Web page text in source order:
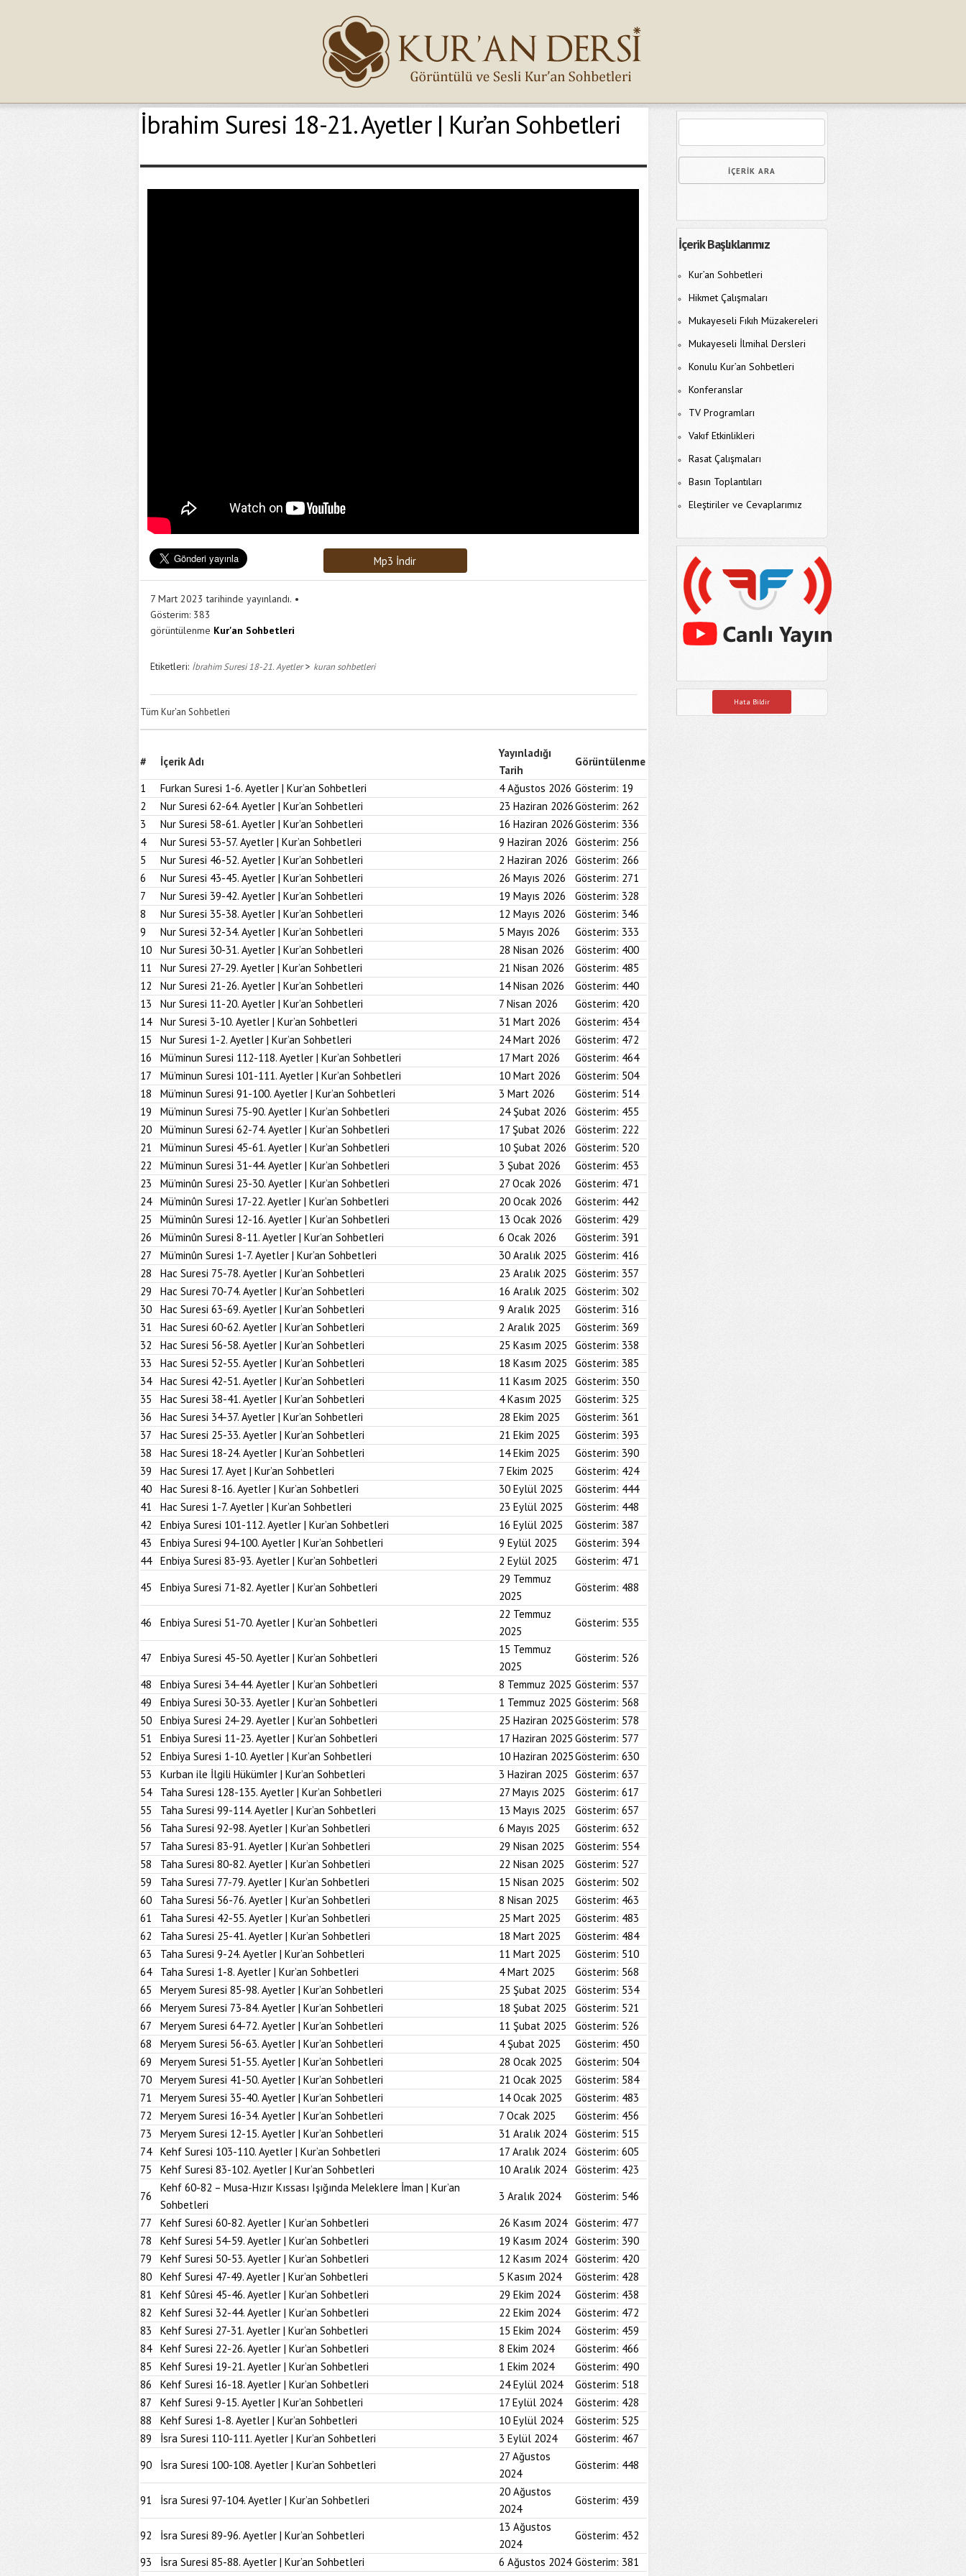
İbrahim Suresi 18-21. Ayetler | Kur’an Sohbetleri
Mp3 İndir
7 Mart 2023 tarihinde yayınlandı.
Gösterim: 383
görüntülenme Kur'an Sohbetleri
Etiketleri: İbrahim Suresi 18-21. Ayetler> kuran sohbetleri
Tüm Kur'an Sohbetleri
# İçerik Adı
Yayınladığı
Tarih
Görüntülenme
1
Furkan Suresi 1-6. Ayetler | Kur’an Sohbetleri 4 Ağustos 2026 Gösterim: 19
2
Nur Suresi 62-64. Ayetler | Kur’an Sohbetleri 23 Haziran 2026Gösterim: 262
3
Nur Suresi 58-61. Ayetler | Kur’an Sohbetleri 16 Haziran 2026Gösterim: 336
4
Nur Suresi 53-57. Ayetler | Kur’an Sohbetleri 9 Haziran 2026 Gösterim: 256
5
Nur Suresi 46-52. Ayetler | Kur’an Sohbetleri 2 Haziran 2026 Gösterim: 266
6
Nur Suresi 43-45. Ayetler | Kur’an Sohbetleri 26 Mayıs 2026 Gösterim: 271
7
Nur Suresi 39-42. Ayetler | Kur’an Sohbetleri 19 Mayıs 2026 Gösterim: 328
8
Nur Suresi 35-38. Ayetler | Kur’an Sohbetleri 12 Mayıs 2026 Gösterim: 346
9
Nur Suresi 32-34. Ayetler | Kur’an Sohbetleri 5 Mayıs 2026 Gösterim: 333
10
Nur Suresi 30-31. Ayetler | Kur’an Sohbetleri 28 Nisan 2026 Gösterim: 400
11
Nur Suresi 27-29. Ayetler | Kur’an Sohbetleri 21 Nisan 2026 Gösterim: 485
12
Nur Suresi 21-26. Ayetler | Kur’an Sohbetleri 14 Nisan 2026 Gösterim: 440
13
Nur Suresi 11-20. Ayetler | Kur’an Sohbetleri 7 Nisan 2026 Gösterim: 420
14
Nur Suresi 3-10. Ayetler | Kur’an Sohbetleri 31 Mart 2026 Gösterim: 434
15
Nur Suresi 1-2. Ayetler | Kur’an Sohbetleri 24 Mart 2026 Gösterim: 472
16
Mü’minun Suresi 112-118. Ayetler | Kur’an Sohbetleri 17 Mart 2026 Gösterim: 464
17
Mü’minun Suresi 101-111. Ayetler | Kur’an Sohbetleri 10 Mart 2026 Gösterim: 504
18
Mü’minun Suresi 91-100. Ayetler | Kur’an Sohbetleri 3 Mart 2026 Gösterim: 514
19
Mü’minun Suresi 75-90. Ayetler | Kur’an Sohbetleri 24 Şubat 2026 Gösterim: 455
20
Mü’minun Suresi 62-74. Ayetler | Kur’an Sohbetleri 17 Şubat 2026 Gösterim: 222
21
Mü’minun Suresi 45-61. Ayetler | Kur’an Sohbetleri 10 Şubat 2026 Gösterim: 520
22
Mü’minun Suresi 31-44. Ayetler | Kur’an Sohbetleri 3 Şubat 2026 Gösterim: 453
23
Mü’minûn Suresi 23-30. Ayetler | Kur’an Sohbetleri 27 Ocak 2026 Gösterim: 471
24
Mü’minûn Suresi 17-22. Ayetler | Kur’an Sohbetleri 20 Ocak 2026 Gösterim: 442
25
Mü’minûn Suresi 12-16. Ayetler | Kur’an Sohbetleri 13 Ocak 2026 Gösterim: 429
26
Mü’minûn Suresi 8-11. Ayetler | Kur’an Sohbetleri 6 Ocak 2026 Gösterim: 391
27
Mü’minûn Suresi 1-7. Ayetler | Kur’an Sohbetleri 30 Aralık 2025 Gösterim: 416
28
Hac Suresi 75-78. Ayetler | Kur’an Sohbetleri 23 Aralık 2025 Gösterim: 357
29
Hac Suresi 70-74. Ayetler | Kur’an Sohbetleri 16 Aralık 2025 Gösterim: 302
30
Hac Suresi 63-69. Ayetler | Kur’an Sohbetleri 9 Aralık 2025 Gösterim: 316
31
Hac Suresi 60-62. Ayetler | Kur’an Sohbetleri 2 Aralık 2025 Gösterim: 369
32
Hac Suresi 56-58. Ayetler | Kur’an Sohbetleri 25 Kasım 2025 Gösterim: 338
33
Hac Suresi 52-55. Ayetler | Kur’an Sohbetleri 18 Kasım 2025 Gösterim: 385
34
Hac Suresi 42-51. Ayetler | Kur’an Sohbetleri 11 Kasım 2025 Gösterim: 350
35
Hac Suresi 38-41. Ayetler | Kur’an Sohbetleri 4 Kasım 2025 Gösterim: 325
36
Hac Suresi 34-37. Ayetler | Kur’an Sohbetleri 28 Ekim 2025 Gösterim: 361
37
Hac Suresi 25-33. Ayetler | Kur’an Sohbetleri 21 Ekim 2025 Gösterim: 393
38
Hac Suresi 18-24. Ayetler | Kur’an Sohbetleri 14 Ekim 2025 Gösterim: 390
39
Hac Suresi 17. Ayet | Kur’an Sohbetleri 7 Ekim 2025 Gösterim: 424
40
Hac Suresi 8-16. Ayetler | Kur’an Sohbetleri 30 Eylül 2025 Gösterim: 444
41
Hac Suresi 1-7. Ayetler | Kur’an Sohbetleri 23 Eylül 2025 Gösterim: 448
42
Enbiya Suresi 101-112. Ayetler | Kur’an Sohbetleri 16 Eylül 2025 Gösterim: 387
43
Enbiya Suresi 94-100. Ayetler | Kur’an Sohbetleri 9 Eylül 2025 Gösterim: 394
44
Enbiya Suresi 83-93. Ayetler | Kur’an Sohbetleri 2 Eylül 2025 Gösterim: 471
45
Enbiya Suresi 71-82. Ayetler | Kur’an Sohbetleri
29 Temmuz
2025
Gösterim: 488
46 Enbiya Suresi 51-70. Ayetler | Kur’an Sohbetleri
22 Temmuz
2025
Gösterim: 535
47 Enbiya Suresi 45-50. Ayetler | Kur’an Sohbetleri
15 Temmuz
2025
Gösterim: 526
48
Enbiya Suresi 34-44. Ayetler | Kur’an Sohbetleri 8 Temmuz 2025 Gösterim: 537
49
Enbiya Suresi 30-33. Ayetler | Kur’an Sohbetleri 1 Temmuz 2025 Gösterim: 568
50
Enbiya Suresi 24-29. Ayetler | Kur’an Sohbetleri 25 Haziran 2025Gösterim: 578
51
Enbiya Suresi 11-23. Ayetler | Kur’an Sohbetleri 17 Haziran 2025 Gösterim: 577
52
Enbiya Suresi 1-10. Ayetler | Kur’an Sohbetleri 10 Haziran 2025Gösterim: 630
53
Kurban ile İlgili Hükümler | Kur’an Sohbetleri 3 Haziran 2025 Gösterim: 637
54
Taha Suresi 128-135. Ayetler | Kur’an Sohbetleri 27 Mayıs 2025 Gösterim: 617
55
Taha Suresi 99-114. Ayetler | Kur’an Sohbetleri 13 Mayıs 2025 Gösterim: 657
56
Taha Suresi 92-98. Ayetler | Kur’an Sohbetleri 6 Mayıs 2025 Gösterim: 632
57
Taha Suresi 83-91. Ayetler | Kur’an Sohbetleri 29 Nisan 2025 Gösterim: 554
58
Taha Suresi 80-82. Ayetler | Kur’an Sohbetleri 22 Nisan 2025 Gösterim: 527
59
Taha Suresi 77-79. Ayetler | Kur’an Sohbetleri 15 Nisan 2025 Gösterim: 502
60
Taha Suresi 56-76. Ayetler | Kur’an Sohbetleri 8 Nisan 2025 Gösterim: 463
61
Taha Suresi 42-55. Ayetler | Kur’an Sohbetleri 25 Mart 2025 Gösterim: 483
62
Taha Suresi 25-41. Ayetler | Kur’an Sohbetleri 18 Mart 2025 Gösterim: 484
63
Taha Suresi 9-24. Ayetler | Kur’an Sohbetleri 11 Mart 2025 Gösterim: 510
64
Taha Suresi 1-8. Ayetler | Kur’an Sohbetleri 4 Mart 2025 Gösterim: 568
65
Meryem Suresi 85-98. Ayetler | Kur’an Sohbetleri 25 Şubat 2025 Gösterim: 534
66
Meryem Suresi 73-84. Ayetler | Kur’an Sohbetleri 18 Şubat 2025 Gösterim: 521
67
Meryem Suresi 64-72. Ayetler | Kur’an Sohbetleri 11 Şubat 2025 Gösterim: 526
68
Meryem Suresi 56-63. Ayetler | Kur’an Sohbetleri 4 Şubat 2025 Gösterim: 450
69
Meryem Suresi 51-55. Ayetler | Kur’an Sohbetleri 28 Ocak 2025 Gösterim: 504
70
Meryem Suresi 41-50. Ayetler | Kur’an Sohbetleri 21 Ocak 2025 Gösterim: 584
71
Meryem Suresi 35-40. Ayetler | Kur’an Sohbetleri 14 Ocak 2025 Gösterim: 483
72
Meryem Suresi 16-34. Ayetler | Kur’an Sohbetleri 7 Ocak 2025 Gösterim: 456
73
Meryem Suresi 12-15. Ayetler | Kur’an Sohbetleri 31 Aralık 2024 Gösterim: 515
74
Kehf Suresi 103-110. Ayetler | Kur’an Sohbetleri 17 Aralık 2024 Gösterim: 605
75
Kehf Suresi 83-102. Ayetler | Kur’an Sohbetleri 10 Aralık 2024 Gösterim: 423
76
Kehf 60-82 – Musa-Hızır Kıssası Işığında Meleklere İman | Kur’an
Sohbetleri
3 Aralık 2024 Gösterim: 546
77
Kehf Suresi 60-82. Ayetler | Kur’an Sohbetleri 26 Kasım 2024 Gösterim: 477
78
Kehf Suresi 54-59. Ayetler | Kur’an Sohbetleri 19 Kasım 2024 Gösterim: 390
79
Kehf Suresi 50-53. Ayetler | Kur’an Sohbetleri 12 Kasım 2024 Gösterim: 420
80
Kehf Suresi 47-49. Ayetler | Kur’an Sohbetleri 5 Kasım 2024 Gösterim: 428
81
Kehf Sûresi 45-46. Ayetler | Kur’an Sohbetleri 29 Ekim 2024 Gösterim: 438
82
Kehf Suresi 32-44. Ayetler | Kur’an Sohbetleri 22 Ekim 2024 Gösterim: 472
83
Kehf Suresi 27-31. Ayetler | Kur’an Sohbetleri 15 Ekim 2024 Gösterim: 459
84
Kehf Suresi 22-26. Ayetler | Kur’an Sohbetleri 8 Ekim 2024 Gösterim: 466
85
Kehf Suresi 19-21. Ayetler | Kur’an Sohbetleri 1 Ekim 2024 Gösterim: 490
86
Kehf Suresi 16-18. Ayetler | Kur’an Sohbetleri 24 Eylül 2024 Gösterim: 518
87
Kehf Suresi 9-15. Ayetler | Kur’an Sohbetleri 17 Eylül 2024 Gösterim: 428
88
Kehf Suresi 1-8. Ayetler | Kur’an Sohbetleri 10 Eylül 2024 Gösterim: 525
89
İsra Suresi 110-111. Ayetler | Kur’an Sohbetleri 3 Eylül 2024 Gösterim: 467
90
İsra Suresi 100-108. Ayetler | Kur’an Sohbetleri
27 Ağustos
2024
Gösterim: 448
91 İsra Suresi 97-104. Ayetler | Kur’an Sohbetleri
20 Ağustos
2024
Gösterim: 439
92 İsra Suresi 89-96. Ayetler | Kur’an Sohbetleri
13 Ağustos
2024
Gösterim: 432
93
İsra Suresi 85-88. Ayetler | Kur’an Sohbetleri 6 Ağustos 2024 Gösterim: 381
İçerik Başlıklarımız
Kur’an Sohbetleri
Hikmet Çalışmaları
Mukayeseli Fıkıh Müzakereleri
Mukayeseli İlmihal Dersleri
Konulu Kur’an Sohbetleri
Konferanslar
TV Programları
Vakıf Etkinlikleri
Rasat Çalışmaları
Basın Toplantıları
Eleştiriler ve Cevaplarımız
Hata Bildir